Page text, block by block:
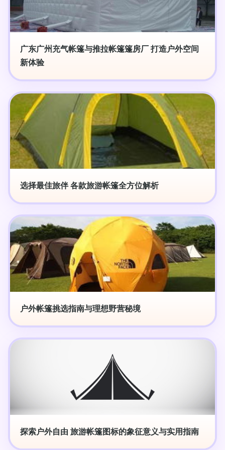
广东广州充气帐篷与推拉帐篷篷房厂 打造户外空间
新体验
选择最佳旅伴 各款旅游帐篷全方位解析
户外帐篷挑选指南与理想野营秘境
探索户外自由 旅游帐篷图标的象征意义与实用指南